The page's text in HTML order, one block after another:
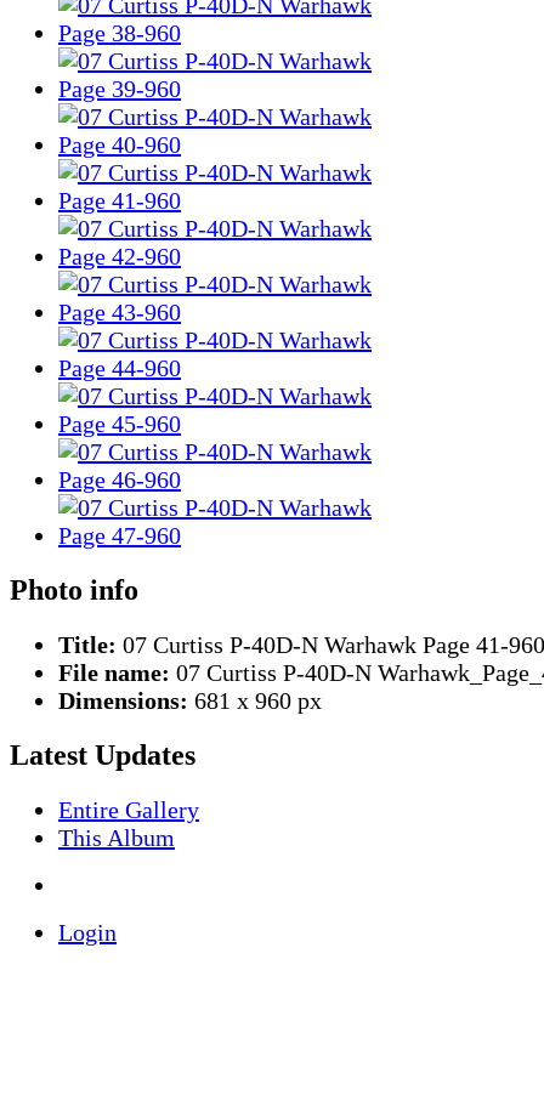
Photo info
Title: 07 Curtiss P-40D-N Warhawk Page 41-960
File name: 07 Curtiss P-40D-N
Dimensions: 681 x 960 px
Latest Updates
Entire Gallery
This Album
Login